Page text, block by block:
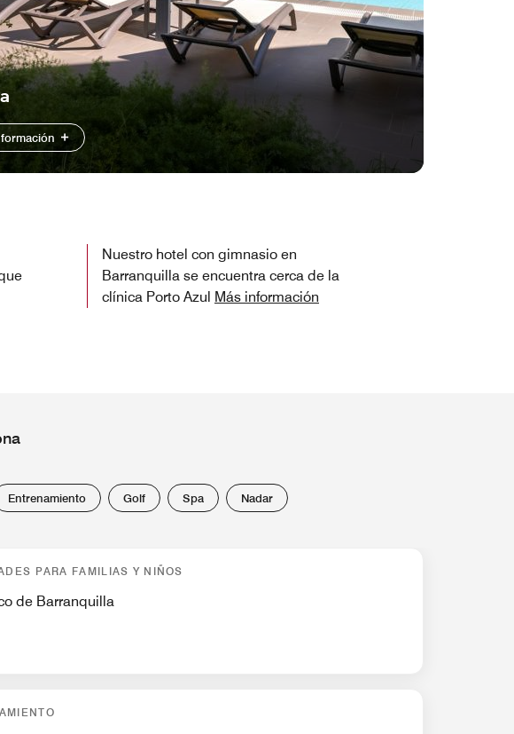
Nuestro hotel con gimnasio en
Barranquilla se encuentra cerca de la
clínica Porto Azul Más información
Entrenamiento Golf Spa Nadar
PARA FAMILIAS Y NIÑOS
de Barranquilla